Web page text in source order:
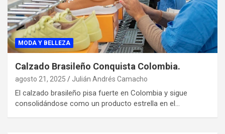
MODA Y BELLEZA
Calzado Brasileño Conquista Colombia.
agosto 21, 2025 Julián Andrés Camacho
El calzado brasileño pisa fuerte en Colombia y sigue
consolidándose como un producto estrella en el…